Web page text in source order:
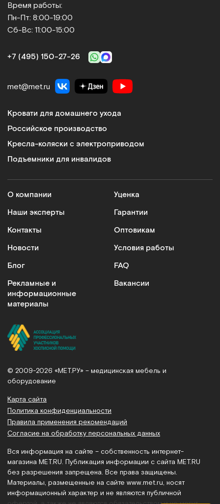
Время работы:
Пн-Пт: 8:00-19:00
Сб-Вс: 11:00-15:00
+7 (495) 150‑27‑26
met@met.ru
Кровати для домашнего ухода
Российское производство
Кресла-коляски с электроприводом
Подъемники для инвалидов
О компании
Наши эксперты
Контакты
Новости
Блог
Рекламные и
информационные
материалы
Уценка
Гарантии
Оптовикам
Условия работы
FAQ
Вакансии
© 2009-2026 «МЕТ.РУ» – медицинская мебель и
оборудование
Карта сайта
Политика конфиденциальности
Правила применения рекомендаций
Согласие на обработку персональных данных
Вся информация на сайте – собственность интернет-
магазина MET.RU. Публикация информации с сайта MET.RU
без разрешения запрещена. Все права защищены.
Материалы, размещенные на сайте www.met.ru , носят
информационный характер и не являются публичной